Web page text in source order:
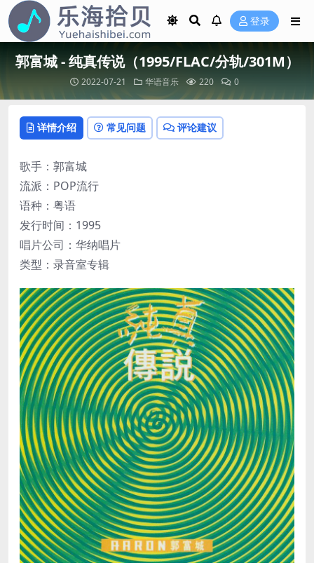
登录
郭富城 - 纯真传说（1995/FLAC/分轨/301M）
2022-07-21 华语音乐 220 0
详情介绍 常见问题 评论建议
歌手：郭富城
流派：POP流行
语种：粤语
发行时间：1995
唱片公司：华纳唱片
类型：录音室专辑